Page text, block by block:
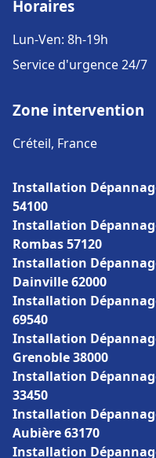
Horaires
Lun-Ven: 8h-19h
Service d'urgence 24/7
Zone intervention
Créteil, France
Installation
54100
Installation
Rombas 57120
Installation
Dainville 62000
Installation
69540
Installation
Grenoble 38000
Installation
33450
Installation
Aubière 63170
Installation